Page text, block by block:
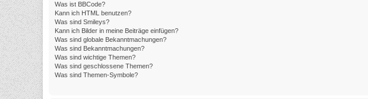
Was ist BBCode?
Kann ich HTML benutzen?
Was sind Smileys?
Kann ich Bilder in meine Beiträge einfügen?
Was sind globale Bekanntmachungen?
Was sind Bekanntmachungen?
Was sind wichtige Themen?
Was sind geschlossene Themen?
Was sind Themen-Symbole?